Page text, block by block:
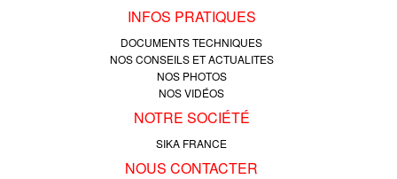
INFOS PRATIQUES
DOCUMENTS TECHNIQUES
NOS CONSEILS ET ACTUALITES
NOS PHOTOS
NOS VIDÉOS
NOTRE SOCIÉTÉ
SIKA FRANCE
NOUS CONTACTER